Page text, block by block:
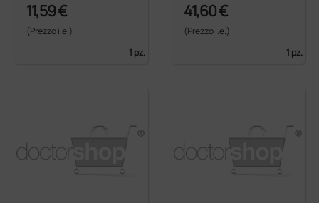
11,59 €
(Prezzo i.e.)
1 pz.
41,60 €
(Prezzo i.e.)
1 pz.